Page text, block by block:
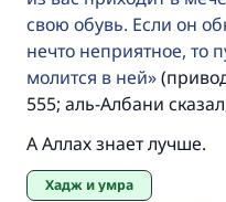
свою обувь. Если он
нечто неприятное, то
молится в ней
555; аль-Албани
А Аллах знает лучше.
Хадж и умра